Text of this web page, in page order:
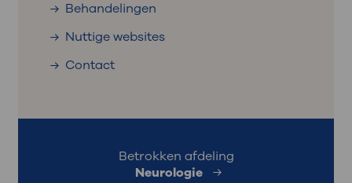
Behandelingen
Nuttige websites
Contact
Betrokken afdeling
Neurologie